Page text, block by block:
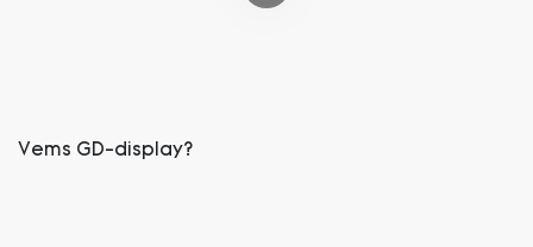
Vems GD-display?